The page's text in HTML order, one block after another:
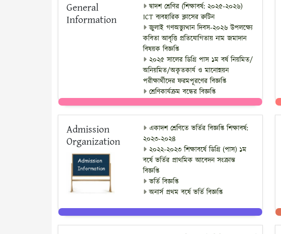
General
Information
দ্বাদশ শ্রেণির (শিক্ষাবর্ষ: ২০২৫-২০২৬)
ICT ব্যবহারিক ক্লাসের রুটিন
জুলাই গণঅভ্যুত্থান দিবস-২০২৬ উপলক্ষ্যে
কবিতা আবৃত্তি প্রতিযোগিতায় নাম জমাদান
বিষয়ক বিজ্ঞপ্তি
২০২৫ সালের ডিগ্রি পাস ১ম বর্ষ নিয়মিত/
অনিয়মিত/অকৃতকার্য ও মানোন্নয়ন
পরীক্ষার্থীদের ফরমপূরণের বিজ্ঞপ্তি
শ্রেণিকার্যক্রম বন্ধের বিজ্ঞপ্তি
Admission
Organization
একাদশ শ্রেণিতে ভর্তির বিজ্ঞপ্তি শিক্ষাবর্ষ:
২০২৩-২০২৪
২০২২-২০২৩ শিক্ষাবর্ষে ডিগ্রি (পাস) ১ম
বর্ষে ভর্তির প্রাথমিক আবেদন সংক্রান্ত
বিজ্ঞপ্তি
ভর্তি বিজ্ঞপ্তি
অনার্স প্রথম বর্ষে ভর্তি বিজ্ঞপ্তি